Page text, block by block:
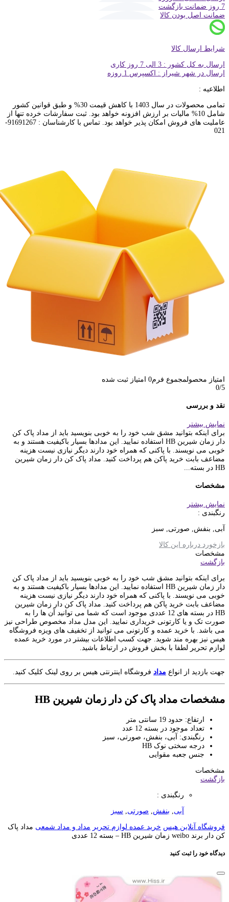
7 روز ضمانت بازگشت
ضمانت اصل بودن کالا
شرایط ارسال کالا
ارسال به کل کشور : 3 الی 7 روز کاری
ارسال در شهر شیراز : اکسپرس 1 روزه
اطلاعیه :
تمامی محصولات در سال 1403 با کاهش قیمت 30% و طبق قوانین کشور
شامل 10% مالیات بر ارزش افزونه خواهد بود. ثبت سفارشات خرده تنها از
عاملیت های فروش امکان پذیر خواهد بود. تماس با کارشناسان : 91691267-
021
امتیاز محصولمجموع فرم0 امتیاز ثبت شده
0/5
نقد و بررسی
نمایش بیشتر
برای اینکه بتوانید مشق شب خود را به خوبی بنویسید باید از مداد پاک کن
دار زمان شیرین HB استفاده نمایید. این مدادها بسیار باکیفیت هستند و به
خوبی می نویسند. با پاکنی که همراه خود دارند دیگر نیازی نیست هزینه
مضاعف بابت خرید پاکن هم پرداخت کنید. مداد پاک کن دار زمان شیرین
HB در بسته...
مشخصات
نمایش بیشتر
رنگبندی :
آبی, بنفش, صورتی, سبز
بازخورد درباره این کالا
مشخصات
بازگشت
برای اینکه بتوانید مشق شب خود را به خوبی بنویسید باید از مداد پاک کن
دار زمان شیرین HB استفاده نمایید. این مدادها بسیار باکیفیت هستند و به
خوبی می نویسند. با پاکنی که همراه خود دارند دیگر نیازی نیست هزینه
مضاعف بابت خرید پاکن هم پرداخت کنید. مداد پاک کن دار زمان شیرین
HB در بسته های 12 عددی موجود است که شما می توانید آن ها را به
صورت تک و یا کارتونی خریداری نمایید. این مدل مداد مخصوص طراحی نیز
می باشد. با خرید عمده و کارتونی می توانید از تخفیف های ویزه فروشگاه
هیس نیز بهره مند شوید. جهت کسب اطلاعات بیشتر در مورد خرید عمده
لوازم تحریر لطفا با بخش فروش در ارتباط باشید.
جهت بازدید از انواع مداد فروشگاه اینترنتی هیس بر روی لینک کلیک کنید.
مشخصات مداد پاک کن دار زمان شیرین HB
ارتفاع: حدود 19 سانتی متر
تعداد موجود در بسته 12 عدد
رنگبندی: آبی، بنفش، صورتی، سبز
درجه سختی نوک HB
جنس جعبه مقوایی
مشخصات
بازگشت
رنگبندی :
آبی بنفش صورتی سبز
فروشگاه آنلاین هیس خرید عمده لوازم تحریر مداد و مداد شمعی مداد پاک
کن دار برند weibo زمان شیرین HB – بسته 12 عددی
دیدگاه خود را ثبت کنید